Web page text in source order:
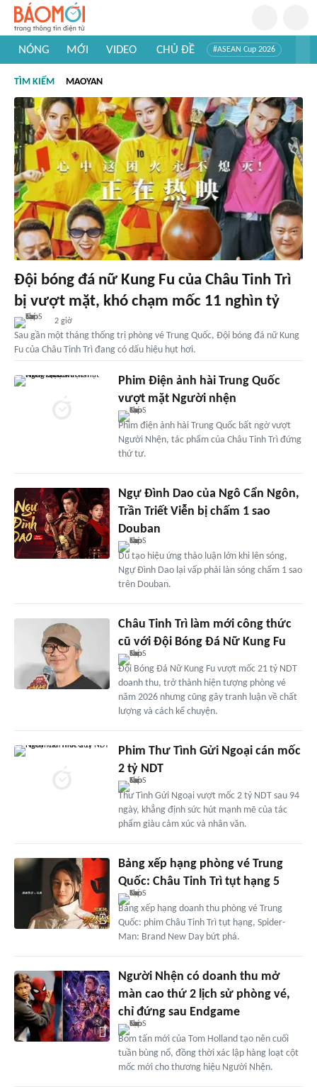
NÓNG MỚI VIDEO CHỦ ĐỀ #ASEAN Cup 2026
#Khám phá thế giới
TÌM KIẾM MAOYAN
Đội bóng đá nữ Kung Fu của Châu Tinh Trì
bị vượt mặt, khó chạm mốc 11 nghìn tỷ
2 giờ
Sau gần một tháng thống trị phòng vé Trung Quốc, Đội bóng đá nữ Kung
Fu của Châu Tinh Trì đang có dấu hiệu hụt hơi.
Phim Điện ảnh hài Trung Quốc
vượt mặt Người nhện
Phim điện ảnh hài Trung Quốc bất ngờ vượt
Người Nhện, tác phẩm của Châu Tinh Trì đứng
thứ tư.
Ngự Đình Dao của Ngô Cẩn Ngôn,
Trần Triết Viễn bị chấm 1 sao
Douban
Dù tạo hiệu ứng thảo luận lớn khi lên sóng,
Ngự Đình Dao lại vấp phải làn sóng chấm 1 sao
trên Douban.
Châu Tinh Trì làm mới công thức
cũ với Đội Bóng Đá Nữ Kung Fu
Đội Bóng Đá Nữ Kung Fu vượt mốc 21 tỷ NDT
doanh thu, trở thành hiện tượng phòng vé
năm 2026 nhưng cũng gây tranh luận về chất
lượng và cách kể chuyện.
Phim Thư Tình Gửi Ngoại cán mốc
2 tỷ NDT
Thư Tình Gửi Ngoại vượt mốc 2 tỷ NDT sau 94
ngày, khẳng định sức hút mạnh mẽ của tác
phẩm giàu cảm xúc và nhân văn.
Bảng xếp hạng phòng vé Trung
Quốc: Châu Tinh Trì tụt hạng 5
Bảng xếp hạng doanh thu phòng vé Trung
Quốc: phim Châu Tinh Trì tụt hạng, Spider-
Man: Brand New Day bứt phá.
Người Nhện có doanh thu mở
màn cao thứ 2 lịch sử phòng vé,
chỉ đứng sau Endgame
Bom tấn mới của Tom Holland tạo nên cuối
tuần bùng nổ, đồng thời xác lập hàng loạt cột
mốc mới cho thương hiệu Người Nhện.